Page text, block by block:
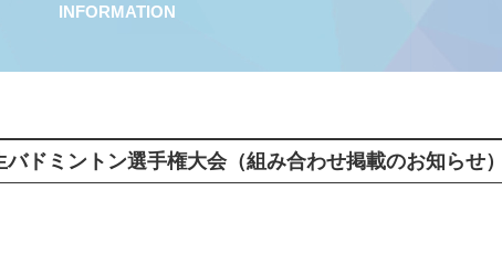
INFORMATION
ドミントン選手権大会（組み合わせ掲載のお知らせ）